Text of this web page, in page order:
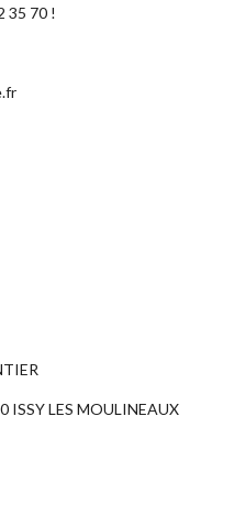
35 70 !
ISSY LES MOULINEAUX